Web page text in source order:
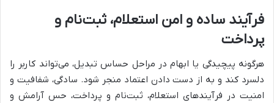
فرآیند ساده و امن استعلام، ثبت‌نام و
پرداخت
هرگونه پیچیدگی یا ابهام در مراحل حساس تبدیل، می‌تواند کاربر را
دلسرد کند و به از دست دادن اعتماد منجر شود. سادگی، شفافیت و
امنیت در فرآیندهای استعلام، ثبت‌نام و پرداخت، حس آرامش و